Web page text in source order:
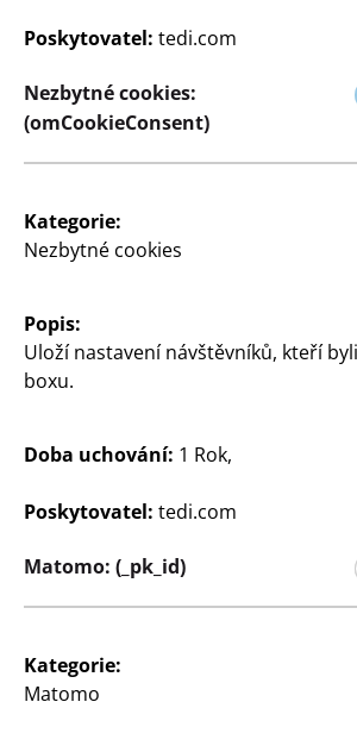
Dům a dekorace
cca 57 x 16 x 3 cm, různé
barvy, cena
Ø cca 18
Dekorativní podnos
barvy, cena
Poskytovatel: tedi.com
Nezbytné cookies:
(omCookieConsent)
Kategorie:
Nezbytné cookies
Popis:
Uloží nastavení návštěvníků, kteří
boxu.
Doba uchování: 1 Rok,
Poskytovatel: tedi.com
Matomo: (_pk_id)
Kategorie:
Matomo